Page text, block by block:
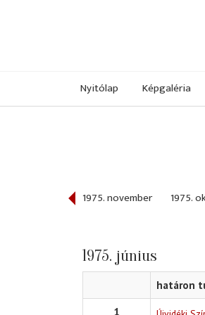
Nyitólap Képgaléria
1975. november 1975.
1975. június
határon
1